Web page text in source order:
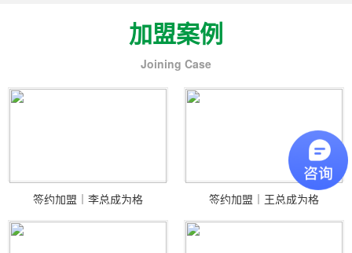
加盟案例
Joining Case
签约加盟｜李总成为格 签约加盟｜王总成为格